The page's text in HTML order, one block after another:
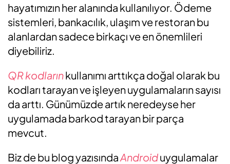
hayatımızın her alanında kullanılıyor. Ödeme
sistemleri, bankacılık, ulaşım ve restoran bu
alanlardan sadece birkaçı ve en önemlileri
diyebiliriz.
QR kodlarınkullanımı arttıkça doğal olarak bu
kodları tarayan ve işleyen uygulamaların sayısı
da arttı. Günümüzde artık neredeyse her
uygulamada barkod tarayan bir parça
mevcut.
Biz de bu blog yazısındaAndroiduygulamalar